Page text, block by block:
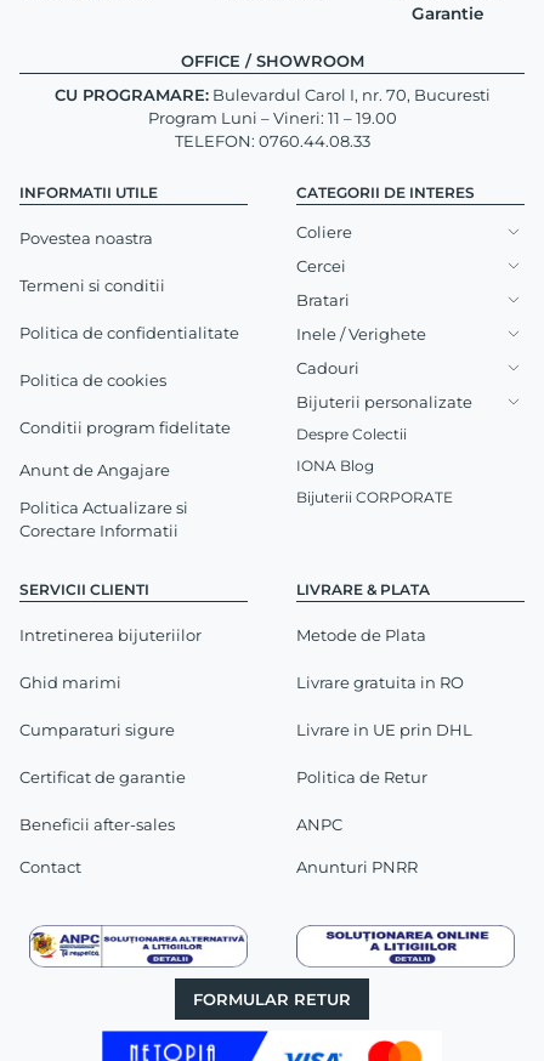
Garantie
INFORMATII UTILE
Povestea noastra
Termeni si conditii
Politica de confidentialitate
Politica de cookies
Conditii program fidelitate
Anunt de Angajare
Politica Actualizare si
Corectare Informatii
SERVICII CLIENTI
Intretinerea bijuteriilor
Ghid marimi
Cumparaturi sigure
Certificat de garantie
Beneficii after-sales
Contact
LIVRARE & PLATA
Metode de Plata
Livrare gratuita in RO
Livrare in UE prin DHL
Politica de Retur
ANPC
Anunturi PNRR
OFFICE / SHOWROOM
CU PROGRAMARE:Bulevardul Carol I, nr. 70, Bucuresti
Program Luni – Vineri: 11 – 19.00
TELEFON: 0760.44.08.33
CATEGORII DE INTERES
Coliere
Cercei
Bratari
Inele / Verighete
Cadouri
Bijuterii personalizate
Despre Colectii
IONA Blog
Bijuterii CORPORATE
FORMULAR RETUR